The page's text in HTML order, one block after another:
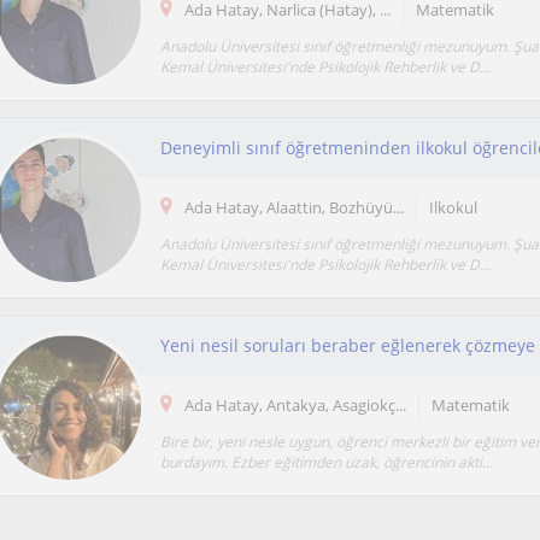
Ada Hatay, Narlica (Hatay), ... Matematik
Anadolu Üniversitesi sınıf öğretmenliği mezunuyum.
Kemal Üniversitesi'nde Psikolojik Rehberlik ve D...
Ada Hatay, Alaattin, Bozhüyü... Ilkokul
Anadolu Üniversitesi sınıf öğretmenliği mezunuyum.
Kemal Üniversitesi'nde Psikolojik Rehberlik ve D...
Yeni nesil soruları beraber eğlenerek çözmeye
Ada Hatay, Antakya, Asagiokç... Matematik
Bire bir, yeni nesle uygun, öğrenci merkezli bir eğitim
burdayım. Ezber eğitimden uzak, öğrencinin akti...